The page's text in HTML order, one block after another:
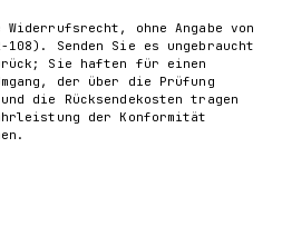
Widerrufsrecht, ohne Angabe von
108). Senden Sie es ungebraucht
Sie haften für einen
der über die Prüfung
die Rücksendekosten tragen
der Konformität